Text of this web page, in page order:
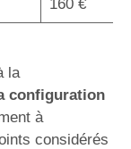
160 €
la
configuration
à
considérés